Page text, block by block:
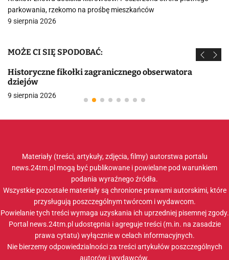
parkowania, rzekomo na prośbę mieszkańców
9 sierpnia 2026
MOŻE CI SIĘ SPODOBAĆ:
Historyczne fikołki zagranicznego obserwatora
dziejów
9 sierpnia 2026
Materiały (treści, artykuły, zdjęcia, filmy) autorstwa portalu
news.24tm.pl mogą być publikowane i powielane pod warunkiem
podania wyraźnego źródła.
Wszystkie pozostałe materiały są chronione prawami autorskimi, które
przysługują poszczególnym twórcom i wydawcom.
Powielanie tych treści wymaga uzyskania ich uprzedniej pisemnej zgody.
Portal news.24tm.pl udostępnia i agreguje treści (m.in. na zasadzie
prawa cytatu) wyłącznie w celach informacyjnych.
Nie bierzemy odpowiedzialności za treści artykułów poszczególnych
autorów i wydawców.